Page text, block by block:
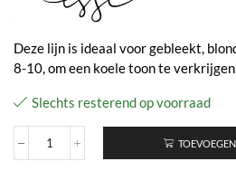
Deze lijn is ideaal voor gebleekt,
8-10, om een ​​koele toon te
Slechts resterend op voorraad
Blondesse